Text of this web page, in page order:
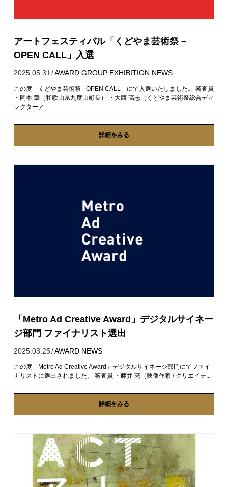
アートフェスティバル「くどやま芸術祭 –
OPEN CALL」入選
2025.05.31 /AWARD GROUP EXHIBITION NEWS
この度「くどやま芸術祭 - OPEN CALL」にて入選いたしました。 審査員
・岡本 章（和歌山県九度山町長） ・大西 高志（くどやま芸術祭総合ディ
レクター／...
詳細をみる
「Metro Ad Creative Award」デジタルサイネー
ジ部門 ファイナリスト選出
2025.03.25/AWARD NEWS
この度「Metro Ad Creative Award」デジタルサイネージ部門にてファイ
ナリストに選出されました。 審査員 ・藤井 亮（映像作家 / クリエイテ...
詳細をみる